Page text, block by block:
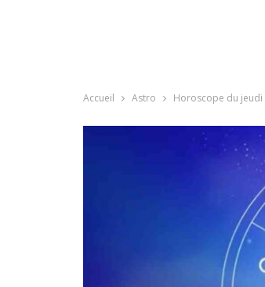
Accueil Astro Horoscope du jeudi